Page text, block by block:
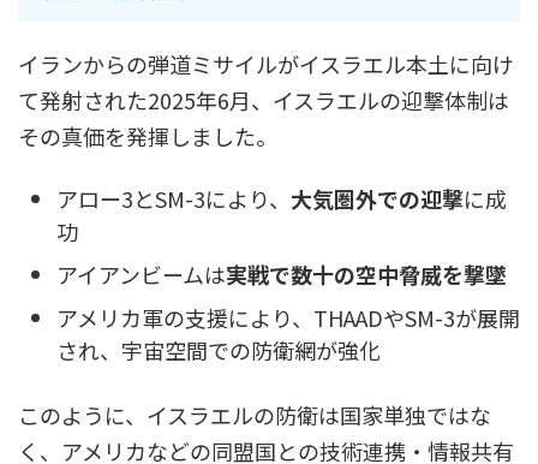
イランからの弾道ミサイルがイスラエル本土に向け
て発射された2025年6月、イスラエルの迎撃体制は
その真価を発揮しました。
アロー3とSM-3により、 大気圏外での迎撃に成
功
アイアンビームは実戦で数十の空中脅威を撃墜
アメリカ軍の支援により、THAADやSM-3が展開
され、宇宙空間での防衛網が強化
このように、イスラエルの防衛は国家単独ではな
く、アメリカなどの同盟国との技術連携・情報共有